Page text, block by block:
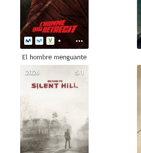
El hombre menguante
5.1
2026